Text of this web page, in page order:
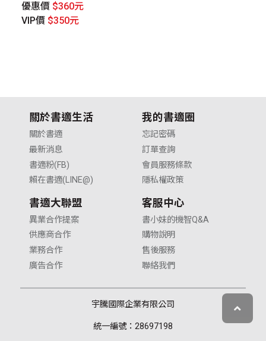
優惠價 $360元
VIP價 $350元
關於書適生活
關於書適
最新消息
書適粉(FB)
賴在書適(LINE@)
我的書適圈
忘記密碼
訂單查詢
會員服務條款
隱私權政策
書適大聯盟
異業合作提案
供應商合作
業務合作
廣告合作
客服中心
書小妹的機智Q&A
購物說明
售後服務
聯絡我們
宇騰國際企業有限公司
統一編號：28697198